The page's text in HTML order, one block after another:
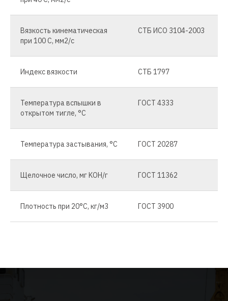
Вязкость кинематическая
при 100 С, мм2/с
СТБ ИСО 3104-2003
Индекс вязкости СТБ 1797
Температура вспышки в
открытом тигле, °C
ГОСТ 4333
Температура застывания, °C ГОСТ 20287
Щелочное число, мг KOH/г ГОСТ 11362
Плотность при 20°C, кг/м3 ГОСТ 3900